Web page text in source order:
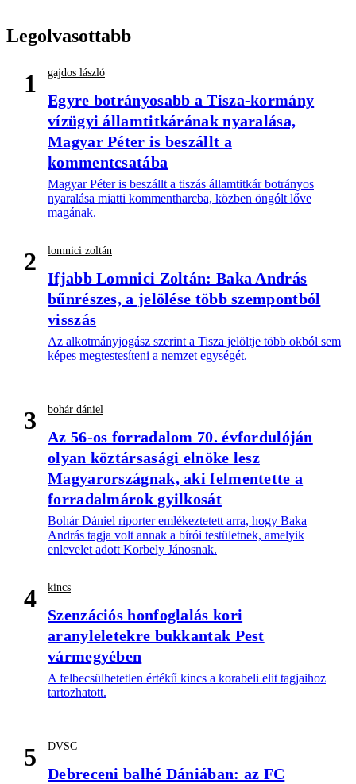
Legolvasottabb
1 gajdos lászló
Egyre botrányosabb a Tisza-kormány
vízügyi államtitkárának nyaralása,
Magyar Péter is beszállt a
kommentcsatába
Magyar Péter is beszállt a tiszás államtitkár botrányos
nyaralása miatti kommentharcba, közben öngólt lőve
magának.
2 lomnici zoltán
Ifjabb Lomnici Zoltán: Baka András
bűnrészes, a jelölése több szempontból
visszás
Az alkotmányjogász szerint a Tisza jelöltje több okból sem
képes megtestesíteni a nemzet egységét.
3 bohár dániel
Az 56-os forradalom 70. évfordulóján
olyan köztársasági elnöke lesz
Magyarországnak, aki felmentette a
forradalmárok gyilkosát
Bohár Dániel riporter emlékeztetett arra, hogy Baka
András tagja volt annak a bírói testületnek, amelyik
enlevelet adott Korbely Jánosnak.
4 kincs
Szenzációs honfoglalás kori
aranyleletekre bukkantak Pest
vármegyében
A felbecsülhetetlen értékű kincs a korabeli elit tagjaihoz
tartozhatott.
5 DVSC
Debreceni balhé Dániában: az FC